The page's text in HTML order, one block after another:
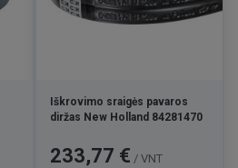
Iškrovimo sraigės pavaros
diržas New Holland 84281470
Kaina
233,77 € / VNT